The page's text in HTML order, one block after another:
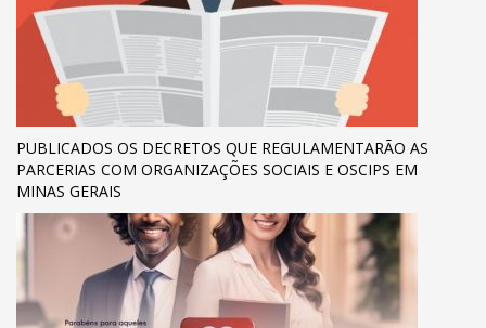
PUBLICADOS OS DECRETOS QUE REGULAMENTARÃO AS
PARCERIAS COM ORGANIZAÇÕES SOCIAIS E OSCIPS EM
MINAS GERAIS